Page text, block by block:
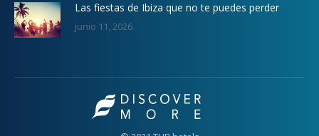
Las fiestas de Ibiza que no te puedes perder
junio 11, 2026